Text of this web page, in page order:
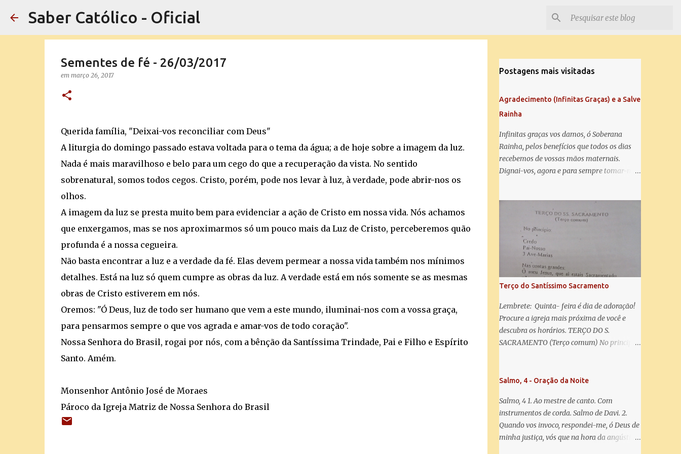
Saber Católico - Oficial
Sementes de fé - 26/03/2017
em março 26, 2017
Querida família, "Deixai-vos reconciliar com Deus"
A liturgia do domingo passado estava voltada para o tema da água; a de hoje sobre a imagem da luz.
Nada é mais maravilhoso e belo para um cego do que a recuperação da vista. No sentido
sobrenatural, somos todos cegos. Cristo, porém, pode nos levar à luz, à verdade, pode abrir-nos os
olhos.
A imagem da luz se presta muito bem para evidenciar a ação de Cristo em nossa vida. Nós achamos
que enxergamos, mas se nos aproximarmos só um pouco mais da Luz de Cristo, perceberemos quão
profunda é a nossa cegueira.
Não basta encontrar a luz e a verdade da fé. Elas devem permear a nossa vida também nos mínimos
detalhes. Está na luz só quem cumpre as obras da luz. A verdade está em nós somente se as mesmas
obras de Cristo estiverem em nós.
Oremos: "Ó Deus, luz de todo ser humano que vem a este mundo, iluminai-nos com a vossa graça,
para pensarmos sempre o que vos agrada e amar-vos de todo coração".
Nossa Senhora do Brasil, rogai por nós, com a bênção da Santíssima Trindade, Pai e Filho e Espírito
Santo. Amém.
Monsenhor Antônio José de Moraes
Pároco da Igreja Matriz de Nossa Senhora do Brasil
Postagens mais visitadas
Agradecimento (Infinitas Graças) e a Salve
Rainha
Infinitas graças vos damos, ó Soberana
Rainha, pelos benefícios que todos os dias
recebemos de vossas mãos maternais.
Dignai-vos, agora e para sempre tomar-nos
Salve Rainha: Salve Rainha , Mãe de
misericórdia, vida, doçura, esperança nossa,
salve! A vós bradamos os degredados filhos
de Eva, a vós suspiramos, gemendo e
chorando neste vale de lágrimas. Eia, pois,
Advogada nossa, estes vossos olhos
misericordiosos a nós volvei, e depois deste
desterro, mostrai-nos Jesus. Bendito é o
fruto do vosso ventre, ó clemente, ó piedosa,
ó doce e sempre Virgem Maria. Rogai por
nós Santa Mãe de Deus. Para que sejamos
dignos das promessas de Cristo. Amém.
Terço do Santíssimo Sacramento
Lembrete: Quinta- feira é dia de adoração!
Procure a igreja mais próxima de você e
descubra os horários. TERÇO DO S.
SACRAMENTO (Terço comum) No principio:
Sacramentado, não permitais que eu viva
coração ao Vosso e o Vosso ao meu, e, nem
sem Vós morra eu! Nas contas pequenas:
Sacramento de Amor! Misericórdia Senhor!
Glória ao Pai: Cristo pão da vida e remédio
Salmo, 4 - Oração da Noite
Salmo, 4 1. Ao mestre de canto. Com
instrumentos de corda. Salmo de Davi. 2.
Quando vos invoco, respondei-me, ó Deus de
minha justiça, vós que na hora da angústia